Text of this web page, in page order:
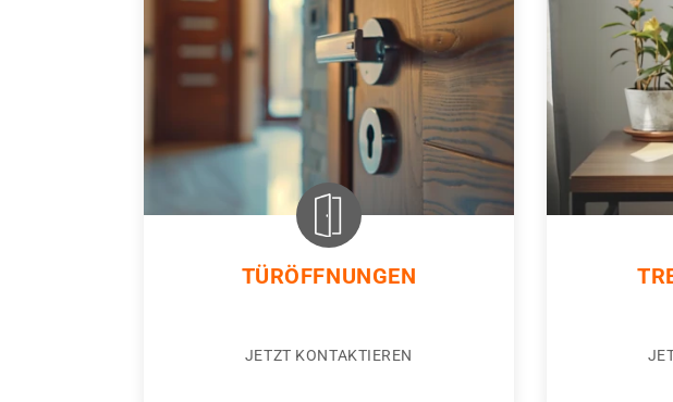
TÜRÖFFNUNGEN
JETZT KONTAKTIEREN